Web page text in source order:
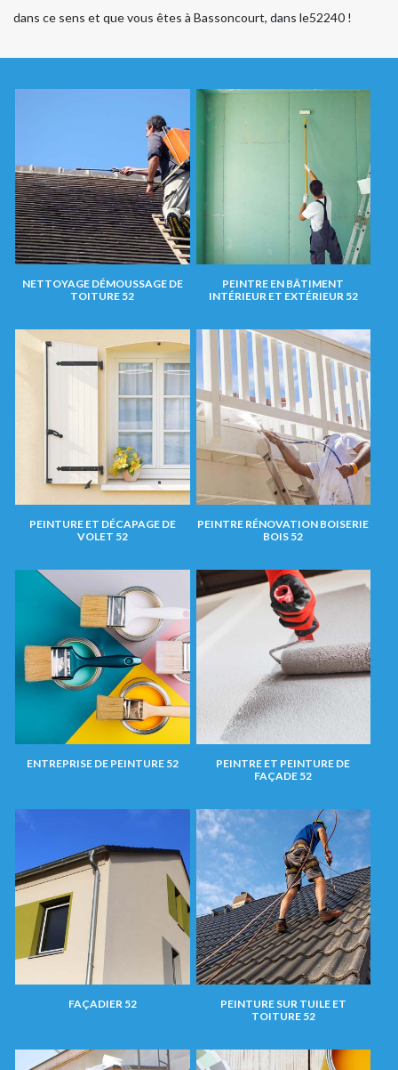
dans ce sens et que vous êtes à Bassoncourt, dans le52240 !
NETTOYAGE DÉMOUSSAGE DE
TOITURE 52
PEINTRE EN BÂTIMENT
INTÉRIEUR ET EXTÉRIEUR 52
PEINTURE ET DÉCAPAGE DE
VOLET 52
PEINTRE RÉNOVATION BOISERIE
BOIS 52
ENTREPRISE DE PEINTURE 52
PEINTRE ET PEINTURE DE
FAÇADE 52
FAÇADIER 52
PEINTURE SUR TUILE ET
TOITURE 52